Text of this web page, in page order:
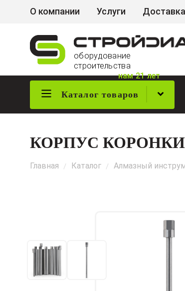
О компании Услуги Доставка
оборудование
строительства
нам 21 лет
Каталог товаров
КОРПУС КОРОНКИ
Главная / Каталог / Алмазный